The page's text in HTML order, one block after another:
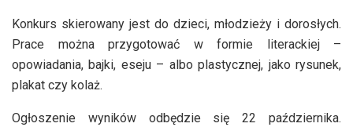
Konkurs skierowany jest do dzieci, młodzieży i dorosłych.
Prace można przygotować w formie literackiej –
opowiadania, bajki, eseju – albo plastycznej, jako rysunek,
plakat czy kolaż.
Ogłoszenie wyników odbędzie się 22 października.